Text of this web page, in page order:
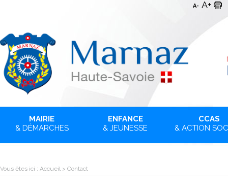
A- A+
MAIRIE
& DÉMARCHES
ENFANCE
& JEUNESSE
CCAS
& ACTION
Vous êtes ici : Accueil> Contact